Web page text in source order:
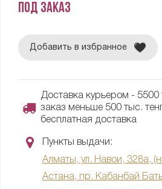
Под заказ
Добавить в избранное
Доставка курьером - 5500
заказ меньше 500 тыс.
бесплатная доставка
Пункты выдачи:
Алматы, ул. Навои, 328а,
Астана, пр. Кабанбай